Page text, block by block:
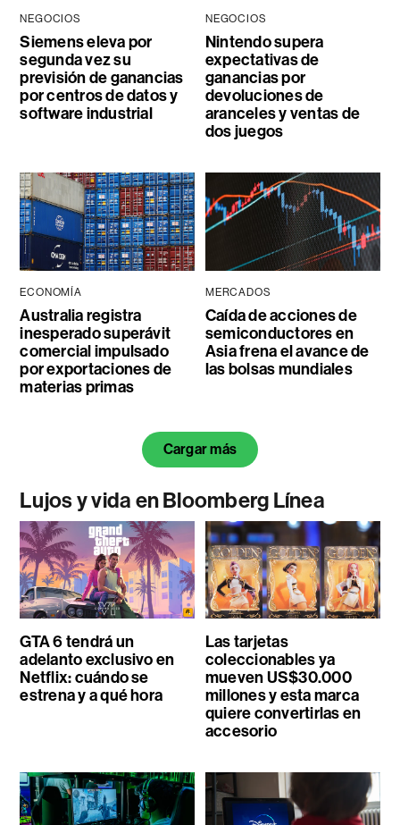
NEGOCIOS
Siemens eleva por
segunda vez su
previsión de ganancias
por centros de datos y
software industrial
NEGOCIOS
Nintendo supera
expectativas de
ganancias por
devoluciones de
aranceles y ventas de
dos juegos
ECONOMÍA
Australia registra
inesperado superávit
comercial impulsado
por exportaciones de
materias primas
MERCADOS
Caída de acciones de
semiconductores en
Asia frena el avance de
las bolsas mundiales
Cargar más
Lujos y vida en Bloomberg Línea
GTA 6 tendrá un
adelanto exclusivo en
Netflix: cuándo se
estrena y a qué hora
Las tarjetas
coleccionables ya
mueven US$30.000
millones y esta marca
quiere convertirlas en
accesorio